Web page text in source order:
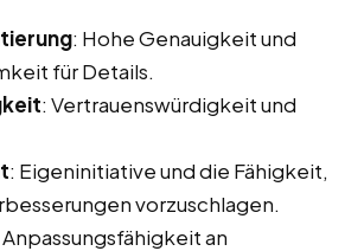
: Hohe Genauigkeit und
für Details.
: Vertrauenswürdigkeit und
: Eigeninitiative und die Fähigkeit,
vorzuschlagen.
Anpassungsfähigkeit an